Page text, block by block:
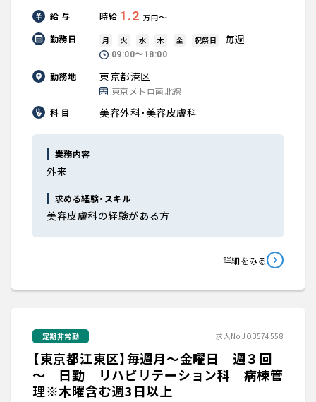
給 与 時給 1.2 万円〜
勤務日
月 火 水 木 金 祝祭日 毎週
09:00〜18:00
勤務地 東京都港区
東京メトロ南北線
科 目
美容外科・美容皮膚科
業務内容
外来
求める経験・スキル
美容皮膚科の経験がある方
詳細をみる
定期非常勤 求人No.JOB574558
【東京都江東区】毎週月～金曜日 週３回
～ 日勤 リハビリテーション科 病棟管
理※木曜含む週3日以上